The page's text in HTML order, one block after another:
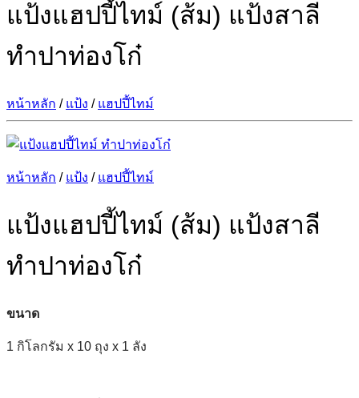
แป้งแฮปปี้ไทม์ (ส้ม) แป้งสาลี
ทำปาท่องโก๋
หน้าหลัก / แป้ง / แฮปปี้ไทม์
หน้าหลัก / แป้ง / แฮปปี้ไทม์
แป้งแฮปปี้ไทม์ (ส้ม) แป้งสาลี
ทำปาท่องโก๋
ขนาด
1 กิโลกรัม x 10 ถุง x 1 ลัง